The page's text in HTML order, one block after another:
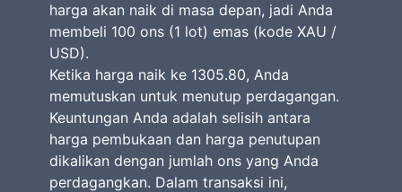
harga akan naik di masa depan, jadi Anda
membeli 100 ons (1 lot) emas (kode XAU /
USD).
Ketika harga naik ke 1305.80, Anda
memutuskan untuk menutup perdagangan.
Keuntungan Anda adalah selisih antara
harga pembukaan dan harga penutupan
dikalikan dengan jumlah ons yang Anda
perdagangkan. Dalam transaksi ini,